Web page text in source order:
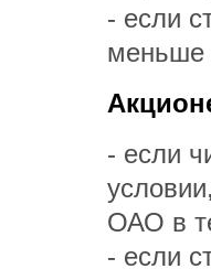
- если
меньше
- если
ОАО в
- если